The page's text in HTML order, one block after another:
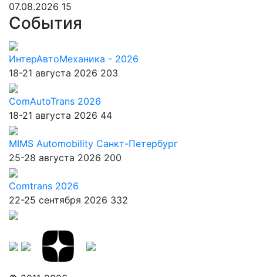
07.08.2026 15
События
ИнтерАвтоМеханика - 2026
18-21 августа 2026 203
ComAutoTrans 2026
18-21 августа 2026 44
MIMS Automobility Санкт-Петербург
25-28 августа 2026 200
Comtrans 2026
22-25 сентября 2026 332